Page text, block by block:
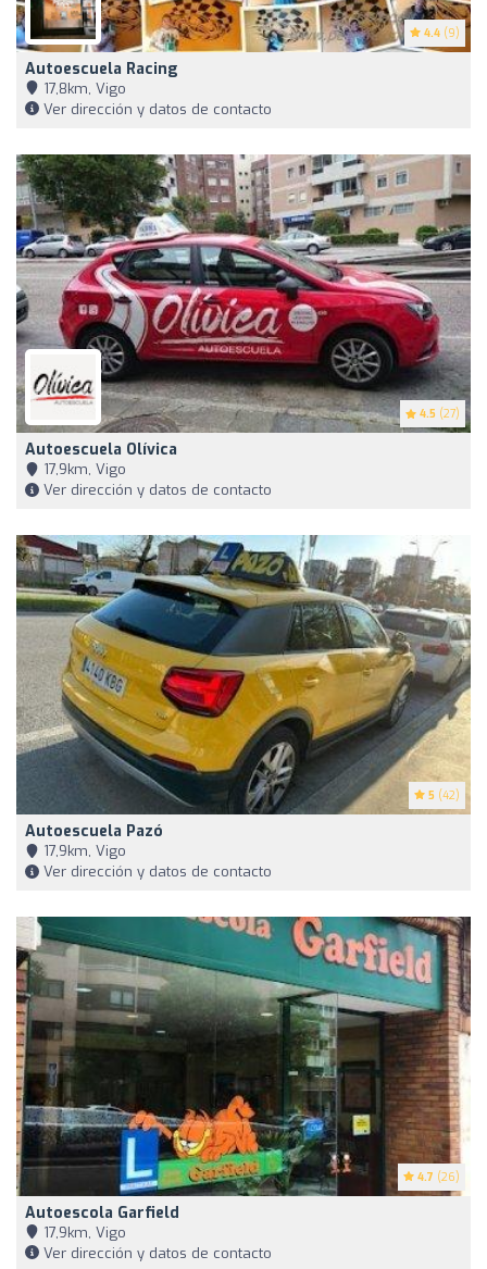
4.4 (9)
Autoescuela Racing
17,8km, Vigo
Ver dirección y datos de contacto
4.5 (27)
Autoescuela Olívica
17,9km, Vigo
Ver dirección y datos de contacto
5 (42)
Autoescuela Pazó
17,9km, Vigo
Ver dirección y datos de contacto
4.7 (26)
Autoescola Garfield
17,9km, Vigo
Ver dirección y datos de contacto